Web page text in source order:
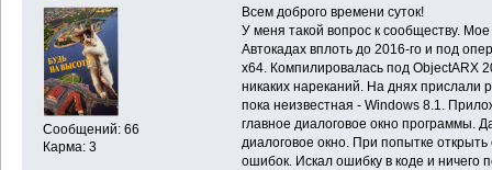
Сообщений: 66
Карма: 3
Всем доброго времени суток!
У меня такой вопрос к сообществу.
Автокадах вплоть до 2016-го и под
x64. Компилировалась под ObjectARX
никаких нареканий. На днях прислали
пока неизвестная - Windows 8.1.
главное диалоговое окно программы.
диалоговое окно. При попытке
ошибок. Искал ошибку в коде и ничего